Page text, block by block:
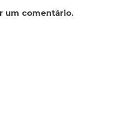
um comentário.